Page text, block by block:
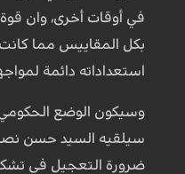
في أوقات أخرى، وان
بكل المقاييس مما
استعداداته دائمة
وسيكون الوضع
سيلقيه السيد حسن
ضرورة التعجيل في